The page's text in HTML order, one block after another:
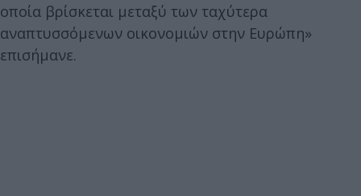
οποία βρίσκεται μεταξύ των ταχύτερα
αναπτυσσόμενων οικονομιών στην Ευρώπη»
επισήμανε.